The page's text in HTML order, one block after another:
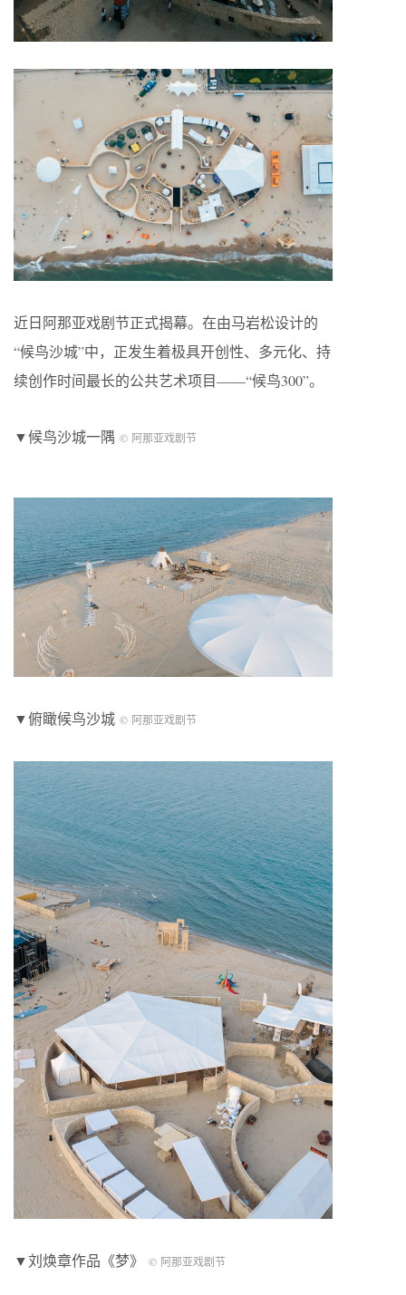
近日阿那亚戏剧节正式揭幕。在由马岩松设计的
“候鸟沙城”中，正发生着极具开创性、多元化、持
续创作时间最长的公共艺术项目——“候鸟300”。
▼候鸟沙城一隅 © 阿那亚戏剧节
▼俯瞰候鸟沙城 © 阿那亚戏剧节
▼刘焕章作品《梦》 © 阿那亚戏剧节